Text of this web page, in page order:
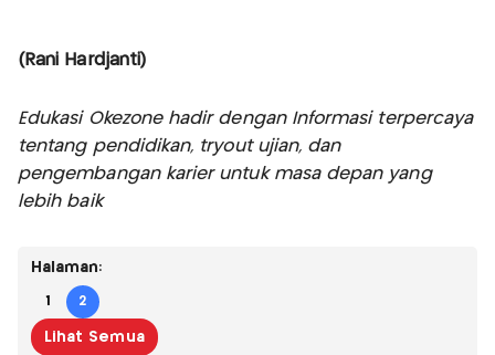
(Rani Hardjanti)
Edukasi Okezone hadir dengan Informasi terpercaya
tentang pendidikan, tryout ujian, dan
pengembangan karier untuk masa depan yang
lebih baik
Halaman:
1 2
Lihat Semua